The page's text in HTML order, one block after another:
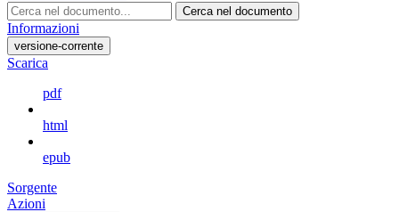
Cerca nel documento
Informazioni
versione-corrente
Scarica
pdf
html
epub
Sorgente
Azioni